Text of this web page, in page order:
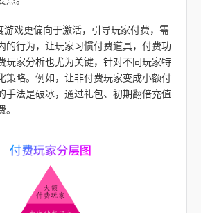
游戏更偏向于激活，引导玩家付费，需
的行为，让玩家习惯付费道具，付费功
玩家分析也尤为关键，针对不同玩家特
策略。例如，让非付费玩家变成小额付
手法是破冰，通过礼包、初期翻倍充值